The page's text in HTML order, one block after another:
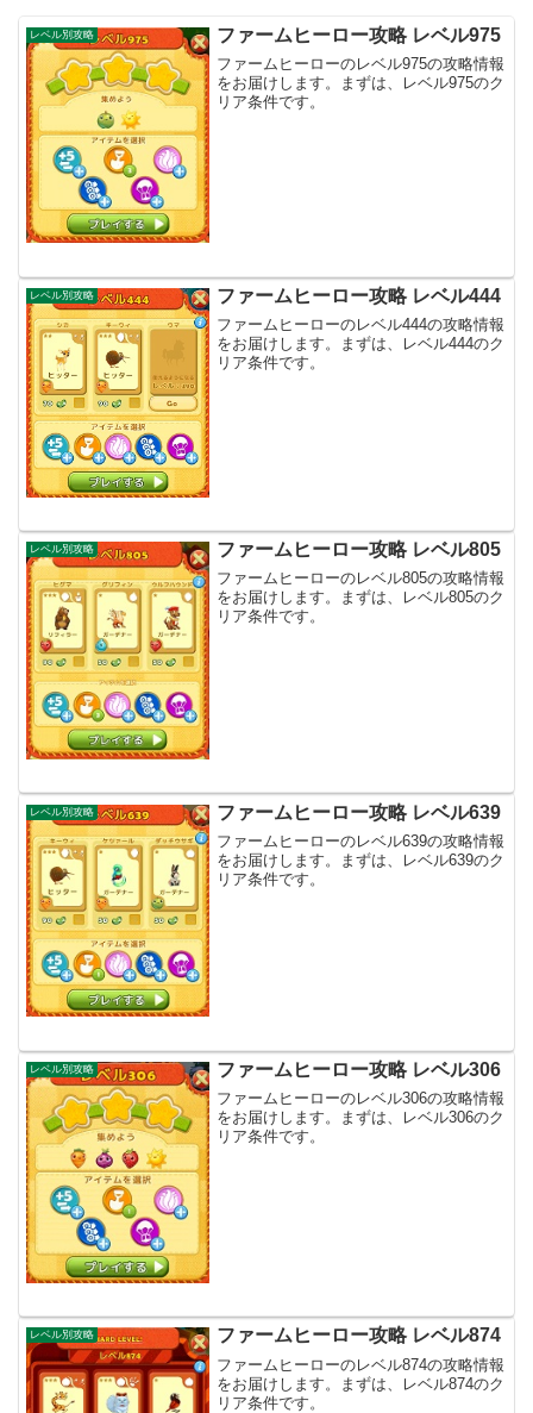
レベル別攻略 ファームヒーロー攻略 レベル975
ファームヒーローのレベル975の攻略情報
をお届けします。まずは、レベル975のク
リア条件です。
レベル別攻略 ファームヒーロー攻略 レベル444
ファームヒーローのレベル444の攻略情報
をお届けします。まずは、レベル444のク
リア条件です。
レベル別攻略 ファームヒーロー攻略 レベル805
ファームヒーローのレベル805の攻略情報
をお届けします。まずは、レベル805のク
リア条件です。
レベル別攻略 ファームヒーロー攻略 レベル639
ファームヒーローのレベル639の攻略情報
をお届けします。まずは、レベル639のク
リア条件です。
レベル別攻略 ファームヒーロー攻略 レベル306
ファームヒーローのレベル306の攻略情報
をお届けします。まずは、レベル306のク
リア条件です。
レベル別攻略 ファームヒーロー攻略 レベル874
ファームヒーローのレベル874の攻略情報
をお届けします。まずは、レベル874のク
リア条件です。